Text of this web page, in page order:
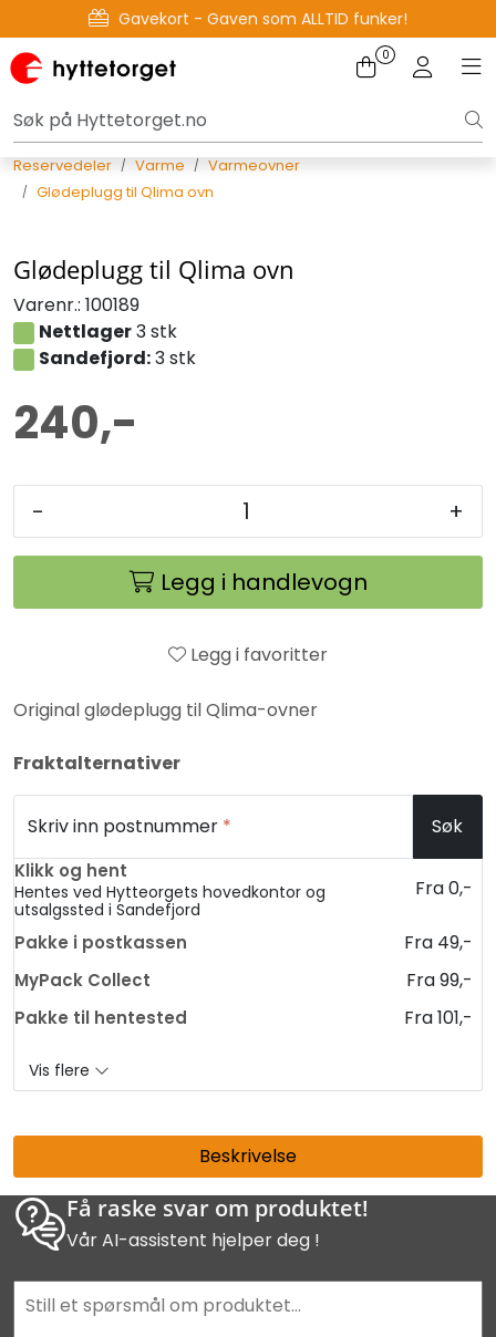
Skip to main contentGavekort - Gaven som ALLTID funker!
0 Toggle
Reservedeler Varme
Varmeovner
Glødeplugg til Qlima ovn
Glødeplugg til Qlima ovn
Varenr.: 100189
Nettlager3 stk
Sandefjord:3 stk
240,-
- +
Legg i handlevogn
Legg i favoritter
Original glødeplugg til Qlima-ovner
Fraktalternativer
Skriv inn postnummer * Søk
Klikk og hent
Hentes ved Hytteorgets hovedkontor og
utsalgssted i Sandefjord
Fra 0,-
Pakke i postkassen Fra 49,-
MyPack Collect Fra 99,-
Pakke til hentested Fra 101,-
Vis flere
Beskrivelse
Få raske svar om produktet!
Vår AI-assistent hjelper deg !
Tilbake